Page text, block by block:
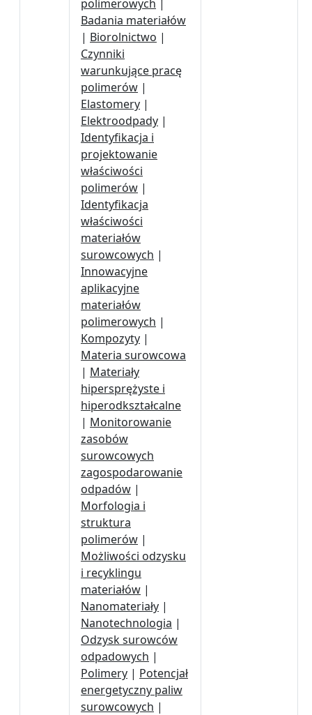
polimerowych |
Badania materiałów
| Biorolnictwo |
Czynniki
warunkujące pracę
polimerów |
Elastomery |
Elektroodpady |
Identyfikacja i
projektowanie
właściwości
polimerów |
Identyfikacja
właściwości
materiałów
surowcowych |
Innowacyjne
aplikacyjne
materiałów
polimerowych |
Kompozyty |
Materia surowcowa
| Materiały
hipersprężyste i
hiperodkształcalne
| Monitorowanie
zasobów
surowcowych
zagospodarowanie
odpadów |
Morfologia i
struktura
polimerów |
Możliwości odzysku
i recyklingu
materiałów |
Nanomateriały |
Nanotechnologia |
Odzysk surowców
odpadowych |
Polimery | Potencjał
energetyczny paliw
surowcowych |